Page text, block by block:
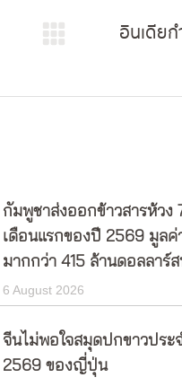
อินเดีย
กัมพูชาส่งออกข้าวสารห้วง
เดือนแรกของปี 2569 มูลค่
มากกว่า 415 ล้านดอลลาร์
6 August 2026
จีนไม่พอใจสมุดปกขาวประ
2569 ของญี่ปุ่น